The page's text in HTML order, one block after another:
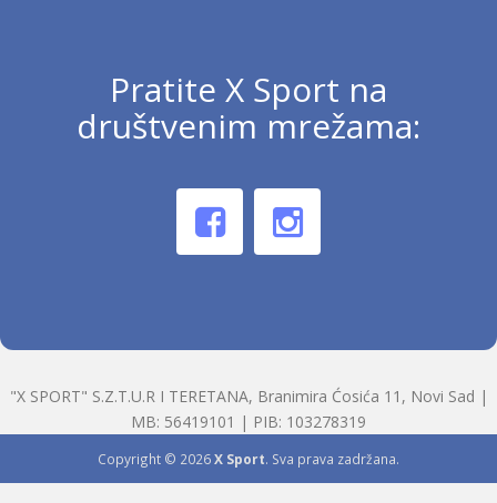
Pratite X Sport na
društvenim mrežama:
"X SPORT" S.Z.T.U.R I TERETANA, Branimira Ćosića 11, Novi Sad |
MB: 56419101 | PIB: 103278319
Copyright © 2026X Sport. Sva prava zadržana.